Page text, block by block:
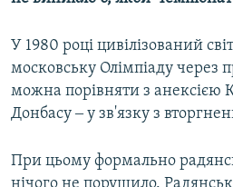
У 1980 році цивілізований
московську Олімпіаду через
можна порівняти з анексією
Донбасу ‒ у зв'язку з
При цьому формально